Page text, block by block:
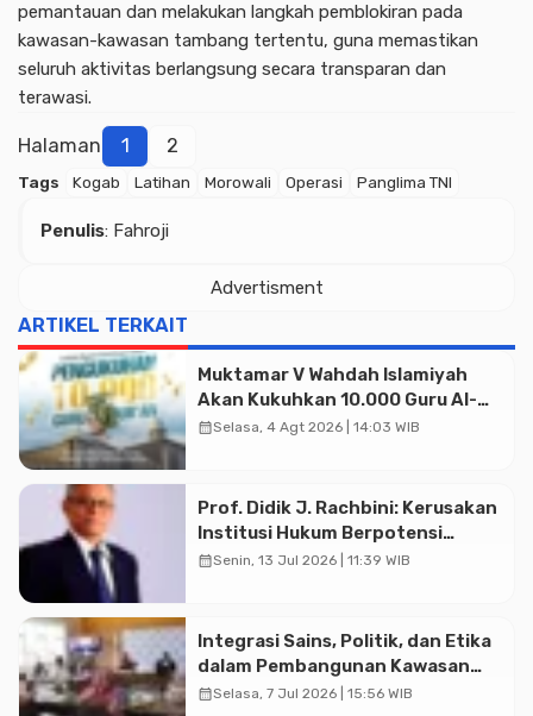
pemantauan dan melakukan langkah pemblokiran pada
kawasan-kawasan tambang tertentu, guna memastikan
seluruh aktivitas berlangsung secara transparan dan
terawasi.
Halaman 1 2
Tags Kogab Latihan Morowali Operasi Panglima TNI
Penulis: Fahroji
Advertisment
ARTIKEL TERKAIT
Muktamar V Wahdah Islamiyah
Akan Kukuhkan 10.000 Guru Al-
Qur’an di Masjid Istiqlal
calendar_monthSelasa, 4 Agt 2026 | 14:03 WIB
Prof. Didik J. Rachbini: Kerusakan
Institusi Hukum Berpotensi
Menghambat Pertumbuhan
calendar_monthSenin, 13 Jul 2026 | 11:39 WIB
Integrasi Sains, Politik, dan Etika
dalam Pembangunan Kawasan
dan Tata Kelola Batas-Batas
calendar_monthSelasa, 7 Jul 2026 | 15:56 WIB